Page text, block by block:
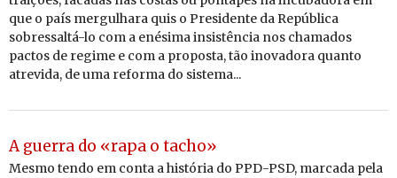
que o país mergulhara quis o Presidente da República
sobressaltá-lo com a enésima insistência nos chamados
pactos de regime e com a proposta, tão inovadora quanto
atrevida, de uma reforma do sistema...
A guerra do «rapa o tacho»
Mesmo tendo em conta a história do PPD-PSD, marcada pela